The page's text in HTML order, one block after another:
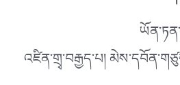
འཛིན་གྲྭ་བརྒྱད་པ།